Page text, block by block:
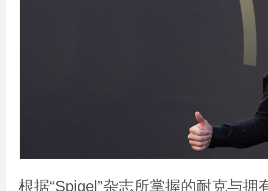
根据“Spigel”杂志所掌握的耐克与拥